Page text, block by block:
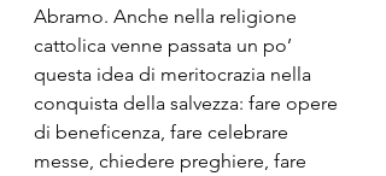
Abramo. Anche nella religione
cattolica venne passata un po’
questa idea di meritocrazia nella
conquista della salvezza: fare opere
di beneficenza, fare celebrare
messe, chiedere preghiere, fare